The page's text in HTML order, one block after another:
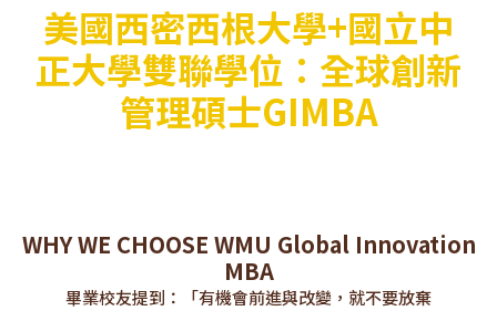
美國西密西根大學+國立中
正大學雙聯學位：全球創新
管理碩士GIMBA
WHY WE CHOOSE WMU Global Innovation
MBA
畢業校友提到：「有機會前進與改變，就不要放棄